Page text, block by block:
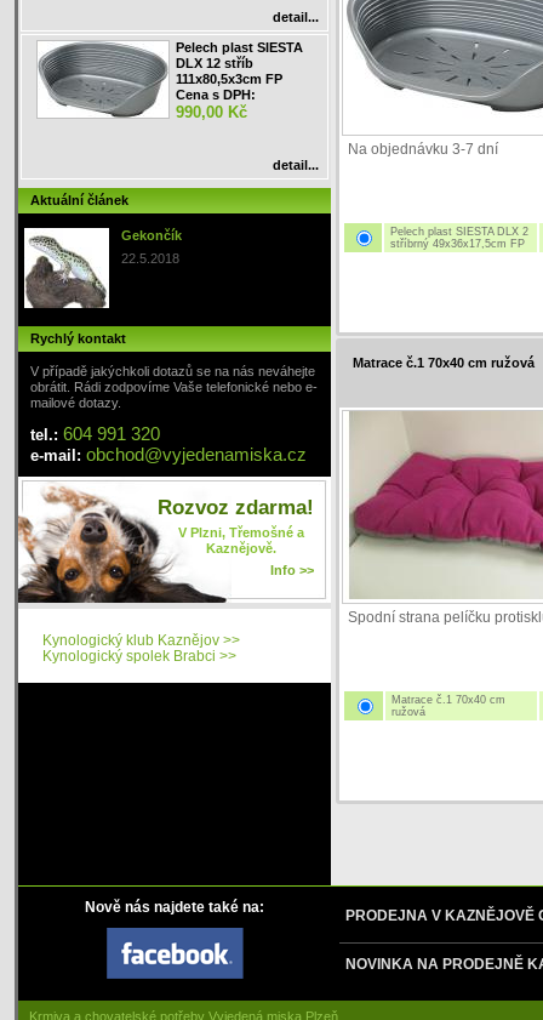
Na objednávku 3-7 dní
Pelech plast SIESTA DLX 2
stříbrný 49x36x17,5cm FP
Matrace č.1 70x40 cm ružová
Spodní strana pelíčku
Matrace č.1 70x40 cm
ružová
detail...
Pelech plast SIESTA
DLX 12 stříb
111x80,5x3cm FP
Cena s DPH:
990,00 Kč
detail...
Aktuální článek
Gekončík
22.5.2018
Rychlý kontakt
V případě jakýchkoli dotazů se na nás neváhejte
obrátit. Rádi zodpovíme Vaše telefonické nebo e-
mailové dotazy.
tel.: 604 991 320
e-mail: obchod@vyjedenamiska.cz
Rozvoz zdarma!
V Plzni, Třemošné a
Kaznějově.
Info >>
Kynologický klub Kaznějov >>
Kynologický spolek Brabci >>
Nově nás najdete také na: PRODEJNA V KAZNĚJOVĚ
NOVINKA NA PRODEJNĚ
Krmiva a chovatelské potřeby Vyjedená miska Plzeň